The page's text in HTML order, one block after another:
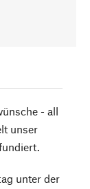
- all
unser
unter der